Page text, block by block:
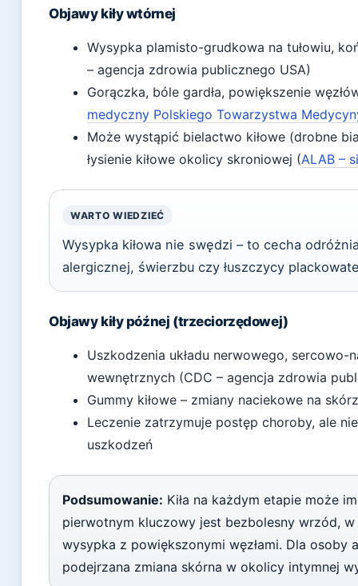
Objawy kiły wtórnej
Wysypka plamisto-grudkowa na tułowiu,
– agencja zdrowia publicznego USA)
Gorączka, bóle gardła, powiększenie
medyczny Polskiego Towarzystwa
Może wystąpić bielactwo kiłowe (drobne
łysienie kiłowe okolicy skroniowej (ALAB –
WARTO WIEDZIEĆ
Wysypka kiłowa nie swędzi – to cecha
alergicznej, świerzbu czy łuszczycy
Objawy kiły późnej (trzeciorzędowej)
Uszkodzenia układu nerwowego, sercowo-
wewnętrznych (CDC – agencja zdrowia
Gummy kiłowe – zmiany naciekowe na
Leczenie zatrzymuje postęp choroby, ale
uszkodzeń
Podsumowanie: Kiła na każdym etapie może
pierwotnym kluczowy jest bezbolesny wrzód,
wysypka z powiększonymi węzłami. Dla osoby
podejrzana zmiana skórna w okolicy intymnej